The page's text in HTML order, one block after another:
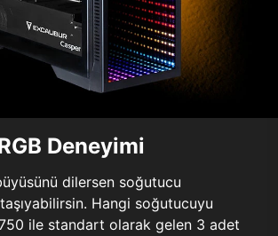
Deneyimi
büyüsünü dilersen soğutucu
Hangi soğutucuyu
ile standart olarak gelen 3 adet